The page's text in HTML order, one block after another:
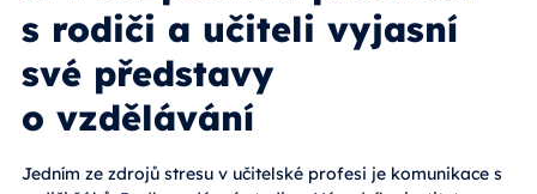
s rodiči a učiteli vyjasní
své představy
o vzdělávání
Jedním ze zdrojů stresu v učitelské profesi je komunikace s